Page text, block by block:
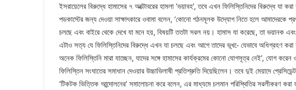
ইসরায়েলের বিরুদ্ধে হামাসের ৭ অক্টোবরের হামলা ‘ভয়াবহ’, তবে এখন ফিলিস্তিনিদের বিরুদ্ধে যা
পডকাস্টের জন্য দেওয়া সাক্ষাৎকারে ওবামা বলেন, ‘কোনো গঠনমূলক উদ্যোগ নিতে হলে আমাদেরকে
চলছে এবং বাইরে থেকে দেখে যা মনে হয়, বিষয়টি ততটা সরল নয়। হামাস যা করেছে, তা ভয়ানক
এটাও সত্য যে ফিলিস্তিনিদের বিরুদ্ধে এখন যা চলছে এবং আগে তাদের ভূখ-ে যেভাবে অধিগ্রহণ
অনেক ফিলিস্তিনি মারা যাচ্ছেন, যাদের সঙ্গে হামাসের কার্যক্রমের কোনো যোগসূত্র নেই’, যোগ
ফিলিস্তিন সংঘাতের সমাধান দেওয়ার উচ্চাভিলাষী প্রতিশ্রুতি দিয়েছিলেন। তবে দুই মেয়াদে
‘টিকটক ভিত্তিক আন্দোলনের’ সমালোচনা করে বলেন, এর মাধ্যমে চলমান পরিস্থিতির সরলীকরণ